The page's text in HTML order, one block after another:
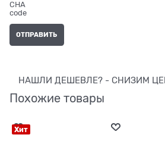
НАШЛИ ДЕШЕВЛЕ? - СНИЗИМ
Похожие товары
Хит